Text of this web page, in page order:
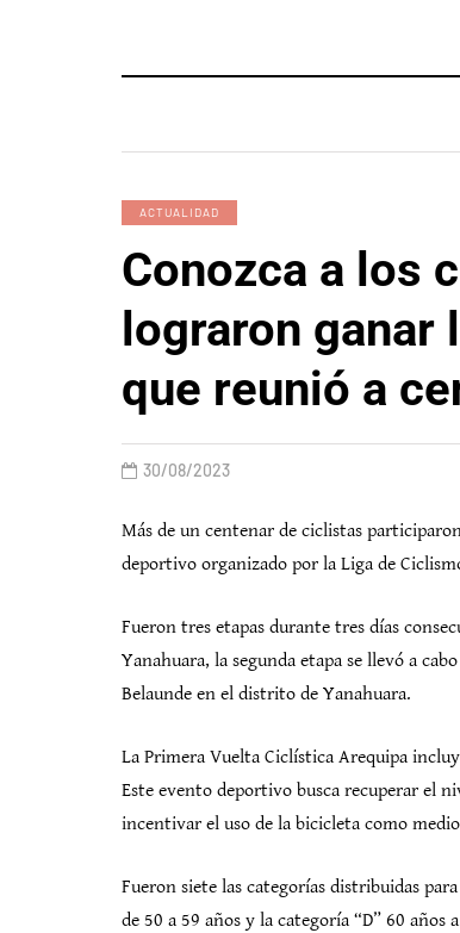
ACTUALIDAD
Conozca a los
lograron
que reunió a
30/08/2023
Más de un centenar de ciclistas
deportivo organizado por la Liga de
Fueron tres etapas durante tres días
Yanahuara, la segunda etapa se llevó a
Belaunde en el distrito de Yanahuara.
La Primera Vuelta Ciclística Arequipa
Este evento deportivo busca recuperar el
incentivar el uso de la bicicleta como
Fueron siete las categorías distribuidas
de 50 a 59 años y la categoría “D” 60 años